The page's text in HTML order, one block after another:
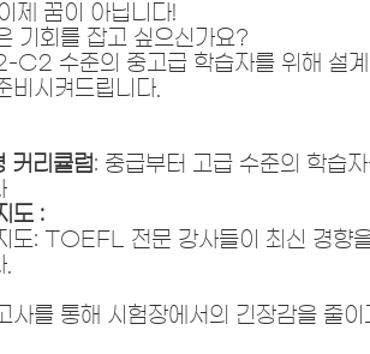
제 꿈이 아닙니다!
기회를 잡고 싶으신가요?
수준의 중고급 학습자를 위해 설
비시켜드립니다.
리큘럼: 중급부터 고급 수준의 학습
도 :
도: TOEFL 전문 강사들이 최신 경향
사를 통해 시험장에서의 긴장감을 줄